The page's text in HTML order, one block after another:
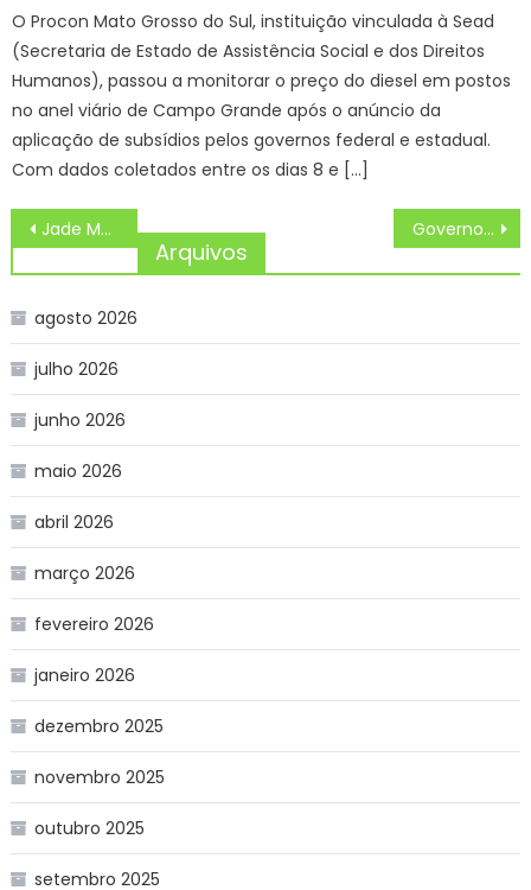
O Procon Mato Grosso do Sul, instituição vinculada à Sead
(Secretaria de Estado de Assistência Social e dos Direitos
Humanos), passou a monitorar o preço do diesel em postos
no anel viário de Campo Grande após o anúncio da
aplicação de subsídios pelos governos federal e estadual.
Com dados coletados entre os dias 8 e […]
Navegação
de
Jade Mendonça reverencia apoio da família após conquista do Rio Summer de jiu-jítsu Governo de MS lança licitações de R$ 34 milhões em obras de infraestrutura em seis municípios
Arquivos
agosto 2026
julho 2026
junho 2026
maio 2026
abril 2026
março 2026
fevereiro 2026
janeiro 2026
dezembro 2025
novembro 2025
outubro 2025
setembro 2025